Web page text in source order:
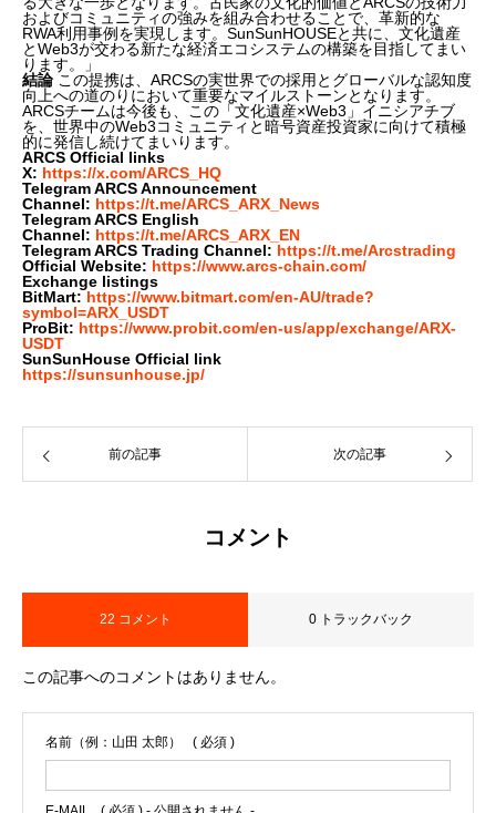
およびコミュニティの強みを組み合わせることで、革新的な
RWA利用事例を実現します。SunSunHOUSEと共に、文化遺産
とWeb3が交わる新たな経済エコシステムの構築を目指してまい
ります。」
結論 この提携は、ARCSの実世界での採用とグローバルな認知度
向上への道のりにおいて重要なマイルストーンとなります。
ARCSチームは今後も、この「文化遺産×Web3」イニシアチブ
を、世界中のWeb3コミュニティと暗号資産投資家に向けて積極
的に発信し続けてまいります。
ARCS Official links
X: https://x.com/ARCS_HQ
Telegram ARCS Announcement
Channel: https://t.me/ARCS_ARX_News
Telegram ARCS English
Channel: https://t.me/ARCS_ARX_EN
Telegram ARCS Trading Channel: https://t.me/Arcstrading
Official Website: https://www.arcs-chain.com/
Exchange listings
BitMart: https://www.bitmart.com/en-AU/trade?
symbol=ARX_USDT
ProBit: https://www.probit.com/en-us/app/exchange/ARX-
USDT
SunSunHouse Official link
https://sunsunhouse.jp/
前の記事 次の記事
コメント
22 コメント 0 トラックバック
この記事へのコメントはありません。
名前（例：山田 太郎） ( 必須 )